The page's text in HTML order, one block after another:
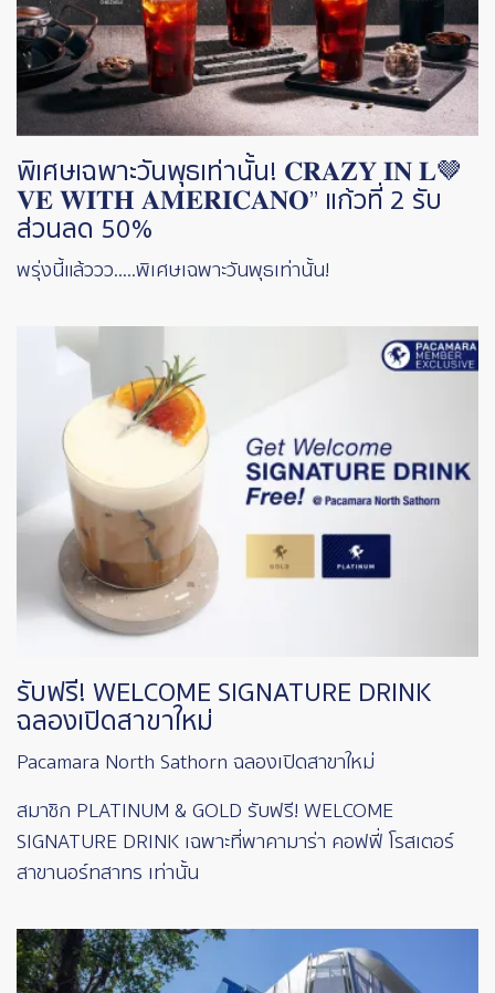
พิเศษเฉพาะวันพุธเท่านั้น! 𝐂𝐑𝐀𝐙𝐘 𝐈𝐍 𝐋🤎
𝐕𝐄 𝐖𝐈𝐓𝐇 𝐀𝐌𝐄𝐑𝐈𝐂𝐀𝐍𝐎” แก้วที่ 2 รับ
ส่วนลด 50%
พรุ่งนี้แล้ววว.....พิเศษเฉพาะวันพุธเท่านั้น!
Image
รับฟรี! WELCOME SIGNATURE DRINK
ฉลองเปิดสาขาใหม่
Pacamara North Sathorn ฉลองเปิดสาขาใหม่
สมาชิก PLATINUM & GOLD รับฟรี! WELCOME
SIGNATURE DRINK เฉพาะที่พาคามาร่า คอฟฟี่ โรสเตอร์
สาขานอร์ทสาทร เท่านั้น
Image